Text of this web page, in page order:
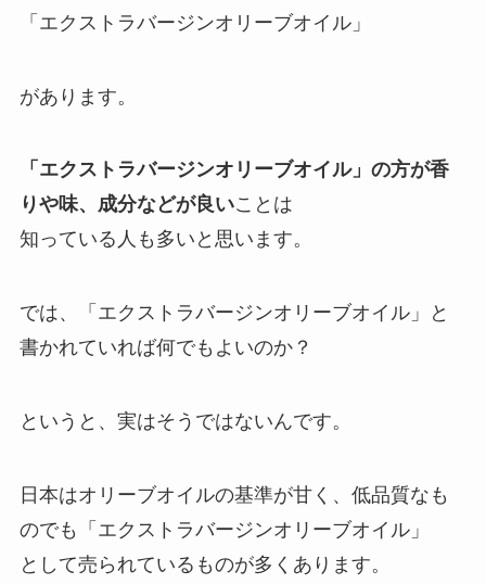
「エクストラバージンオリーブオイル」
があります。
「エクストラバージンオリーブオイル」の方が香
りや味、成分などが良いことは
知っている人も多いと思います。
では、「エクストラバージンオリーブオイル」と
書かれていれば何でもよいのか？
というと、実はそうではないんです。
日本はオリーブオイルの基準が甘く、低品質なも
のでも「エクストラバージンオリーブオイル」
として売られているものが多くあります。